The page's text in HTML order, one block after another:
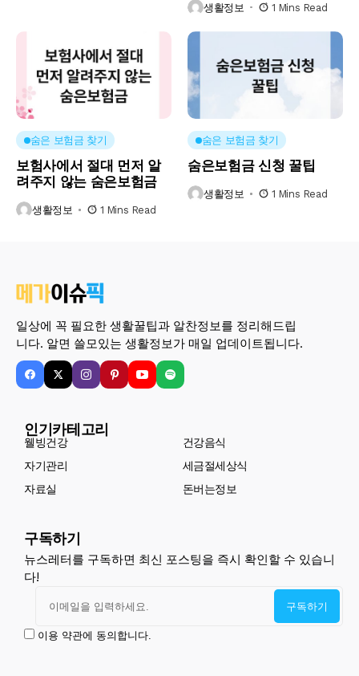
생활정보 1 Mins Read
숨은 보험금 찾기
보험사에서 절대 먼저 알
려주지 않는 숨은보험금
생활정보 1 Mins Read
숨은 보험금 찾기
숨은보험금 신청 꿀팁
생활정보 1 Mins Read
일상에 꼭 필요한 생활꿀팁과 알찬정보를 정리해드립
니다. 알면 쓸모있는 생활정보가 매일 업데이트됩니다.
인기카테고리
웰빙건강
건강음식
자기관리
세금절세상식
자료실
돈버는정보
구독하기
뉴스레터를 구독하면 최신 포스팅을 즉시 확인할 수 있습니
다!
이용 약관에 동의합니다.